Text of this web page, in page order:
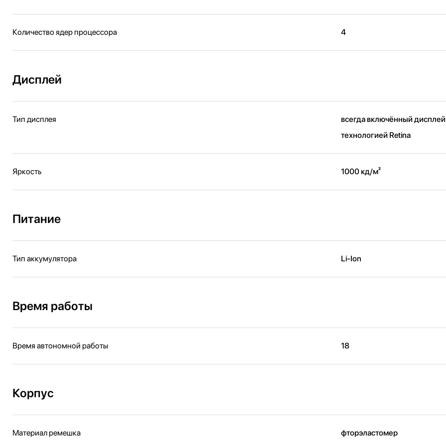
Количество ядер процессора 4
Дисплей
Тип дисплея
всегда включённый дисплей
технологией Retina
Яркость 1000 кд/ м²
Питание
Тип аккумулятора Li-Ion
Время работы
Время автономной работы 18
Корпус
Материал ремешка фторэластомер